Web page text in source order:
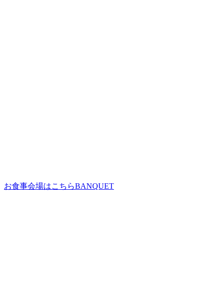
お食事会場はこちらBANQUET